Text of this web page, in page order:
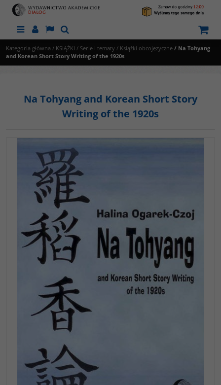
MenuPanelLangSzukaj
Kategoria główna / KSIĄŻKI / Serie i tematy / Książki obcojęzyczne / Na Tohyang
and Korean Short Story Writing of the 1920s
Na Tohyang and Korean Short Story
Writing of the 1920s